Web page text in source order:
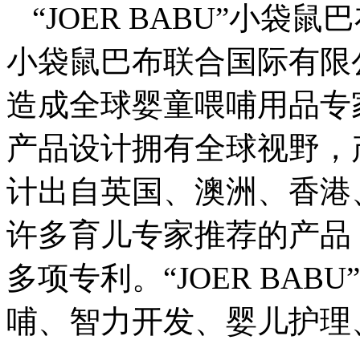
“JOER BABU”小袋鼠
小袋鼠巴布联合国际有
造成全球婴童喂哺用品专
产品设计拥有全球视野
计出自英国、澳洲、香
许多育儿专家推荐的产
多项专利。“JOER
哺、智力开发、婴儿护